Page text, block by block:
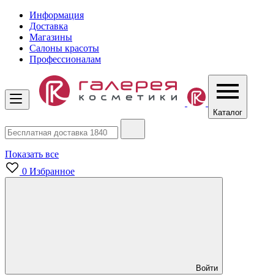
Информация
Доставка
Магазины
Салоны красоты
Профессионалам
Каталог
Показать все
0 Избранное
Войти